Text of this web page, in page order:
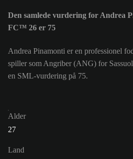
Den samlede vurdering for Andrea
FC™ 26 er 75
Andrea Pinamonti er en professionel
spiller som Angriber (ANG) for
en SML-vurdering på 75.
Alder
27
Land